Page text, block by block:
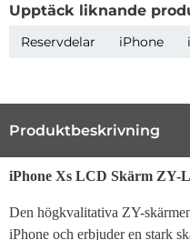
Upptäck liknande
Reservdelar iPhone
Produktbeskrivning
iPhone Xs LCD Skärm ZY-
Den högkvalitativa ZY-
iPhone och erbjuder en stark